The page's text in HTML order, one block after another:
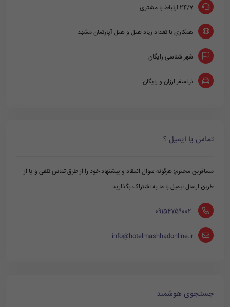
24/7 ارتباط با مشتری
همکاری با تعداد زیاد هتل و هتل آپارتمان مشهد
شهر شناسی رایگان
ترنسفر ارزان و رایگان
تماس یا ایمیل ؟
مسافرین محترم: هرگونه سوال انتقاد و پیشنهاد خود را از طرق تماس تلفی و یا از
طریق ارسال ایمیل با ما به اشتراک بگذارید
‪ 09154759002
info@hotelmashhadonline.ir
جستجوی هوشمند